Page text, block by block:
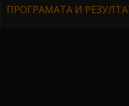
ПРОГРАМАТА И